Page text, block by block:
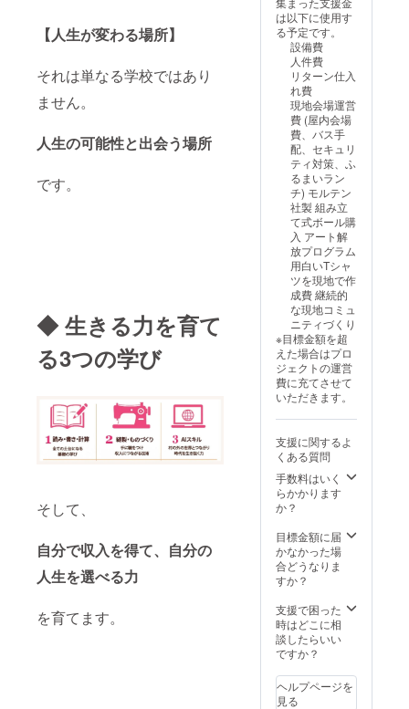
【人生が変わる場所】
それは単なる学校ではあり
ません。
人生の可能性と出会う場所
です。
◆ 生きる力を育て
る3つの学び
そして、
自分で収入を得て、自分の
人生を選べる力
を育てます。
は以下に使用す
る予定です。
設備費
人件費
リターン仕入
れ費
現地会場運営
費 (屋内会場
費、バス手
配、セキュリ
ティ対策、ふ
るまいラン
チ) モルテン
社製 組み立
て式ボール購
入 アート解
放プログラム
用白いTシャ
ツを現地で作
成費 継続的
な現地コミュ
ニティづくり
※目標金額を超
えた場合はプロ
ジェクトの運営
費に充てさせて
いただきます。
支援に関するよ
くある質問
手数料はいく
らかかります
か？
目標金額に届
かなかった場
合どうなりま
すか？
支援で困った
時はどこに相
談したらいい
ですか？
ヘルプページを
見る